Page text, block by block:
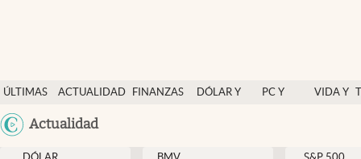
ÚLTIMAS
NOTICIAS
ACTUALIDAD
FINANZAS
DÓLAR Y
PC Y
VIDA Y
Actualidad
Actualidad
Finanzas y economía
Dólar y mercados